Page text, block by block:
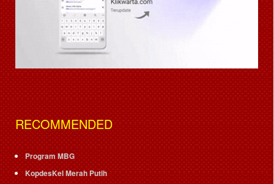
RECOMMENDED
Program MBG
KopdesKel Merah Putih